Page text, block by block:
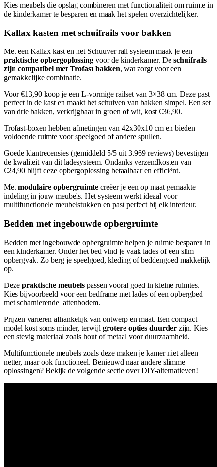
Kies meubels die opslag combineren met functionaliteit om ruimte in
de kinderkamer te besparen en maak het spelen overzichtelijker.
Kallax kasten met schuifrails voor bakken
Met een Kallax kast en het Schuuver rail systeem maak je een
praktische opbergoplossing voor de kinderkamer. De schuifrails
zijn compatibel met Trofast bakken, wat zorgt voor een
gemakkelijke combinatie.
Voor €13,90 koop je een L-vormige railset van 3×38 cm. Deze past
perfect in de kast en maakt het schuiven van bakken simpel. Een set
van drie bakken, verkrijgbaar in groen of wit, kost €36,90.
Trofast-boxen hebben afmetingen van 42x30x10 cm en bieden
voldoende ruimte voor speelgoed of andere spullen.
Goede klantrecensies (gemiddeld 5/5 uit 3.969 reviews) bevestigen
de kwaliteit van dit ladesysteem. Ondanks verzendkosten van
€24,90 blijft deze opbergoplossing betaalbaar en efficiënt.
Met modulaire opbergruimte creëer je een op maat gemaakte
indeling in jouw meubels. Het systeem werkt ideaal voor
multifunctionele meubelstukken en past perfect bij elk interieur.
Bedden met ingebouwde opbergruimte
Bedden met ingebouwde opbergruimte helpen je ruimte besparen in
een kinderkamer. Onder het bed vind je vaak lades of een slim
opbergvak. Zo berg je speelgoed, kleding of beddengoed makkelijk
op.
Deze praktische meubels passen vooral goed in kleine ruimtes.
Kies bijvoorbeeld voor een bedframe met lades of een opbergbed
met scharnierende lattenbodem.
Prijzen variëren afhankelijk van ontwerp en maat. Een compact
model kost soms minder, terwijl grotere opties duurder zijn. Kies
een stevig materiaal zoals hout of metaal voor duurzaamheid.
Multifunctionele meubels zoals deze maken je kamer niet alleen
netter, maar ook functioneel. Benieuwd naar andere slimme
oplossingen? Bekijk de volgende sectie over DIY-alternatieven!